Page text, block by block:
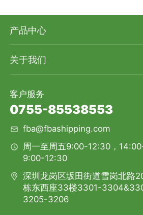
产品中心
关于我们
客户服务
0755-85538553
fba@fbashipping.com
周一至周五9:00-12:30，
9:00-12:30
深圳龙岗区坂田街道雪岗北路
栋东西座33楼3301-
3205-3206